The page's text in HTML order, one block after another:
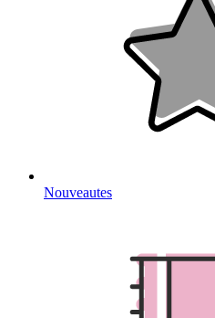
Nouveautes